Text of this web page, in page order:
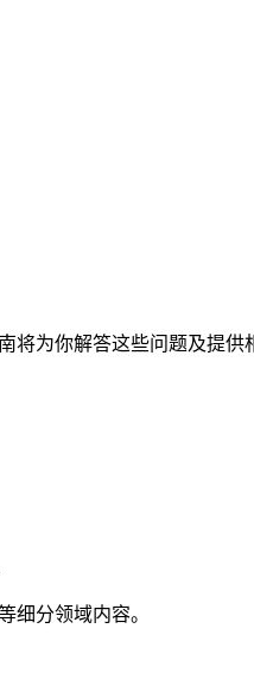
为你解答这些问题及提供
细分领域内容。